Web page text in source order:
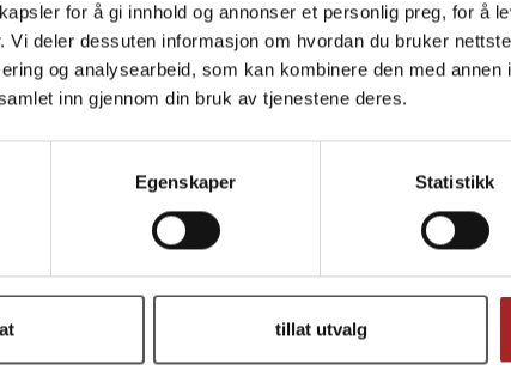
for å gi innhold og annonser et personlig preg, for å
Vi deler dessuten informasjon om hvordan du bruker
og analysearbeid, som kan kombinere den med
inn gjennom din bruk av tjenestene deres.
Egenskaper Statistikk
tillat utvalg